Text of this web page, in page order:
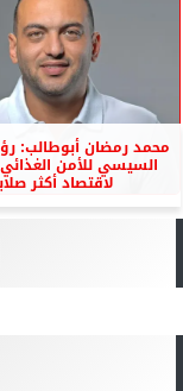
محمد رمضان أبوطالب:
السيسي للأمن
لاقتصاد أكثر